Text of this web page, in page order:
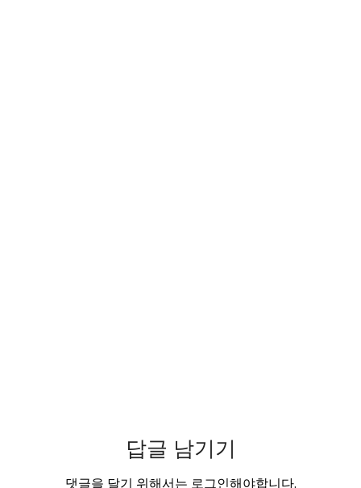
답글 남기기
댓글을 달기 위해서는 로그인해야합니다.